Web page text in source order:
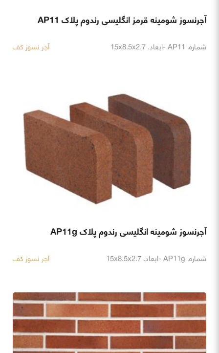
آجرنسوز شومینه قرمز انگلیسی رندوم پلاک AP11
شماره. AP11 -ابعاد. 15x8.5x2.7 آجر نسوز کف
آجرنسوز شومینه انگلیسی رندوم پلاک AP11g
شماره. AP11g -ابعاد. 15x8.5x2.7 آجر نسوز کف